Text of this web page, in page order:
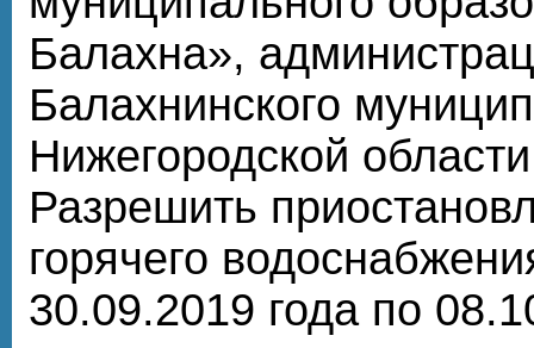
Балахна»,
Балахнинского
Нижегородской
Разрешить
горячего
30.09.2019 года по